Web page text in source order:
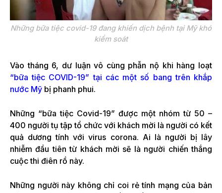
Những bữa tiệc covid-19 đang khiến dịch bệnh tại Mỹ khó
kiểm soát
Vào tháng 6, dư luận vô cùng phẫn nộ khi hàng loạt
“bữa tiệc COVID-19” tại các một số bang trên khắp
nước Mỹ bị phanh phui.
Những “bữa tiệc Covid-19” được một nhóm từ 50 –
400 người tụ tập tổ chức với khách mời là người có kết
quả dương tính với virus corona. Ai là người bị lây
nhiễm đầu tiên từ khách mời sẽ là người chiến thắng
cuộc thi điên rồ này.
Những người này không chỉ coi rẻ tính mạng của bản